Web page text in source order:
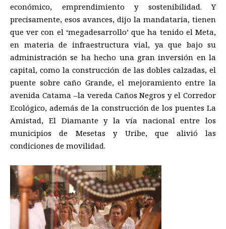
económico, emprendimiento y sostenibilidad. Y
precisamente, esos avances, dijo la mandataria, tienen
que ver con el ‘megadesarrollo’ que ha tenido el Meta,
en materia de infraestructura vial, ya que bajo su
administración se ha hecho una gran inversión en la
capital, como la construcción de las dobles calzadas, el
puente sobre caño Grande, el mejoramiento entre la
avenida Catama –la vereda Caños Negros y el Corredor
Ecológico, además de la construcción de los puentes La
Amistad, El Diamante y la vía nacional entre los
municipios de Mesetas y Uribe, que alivió las
condiciones de movilidad.